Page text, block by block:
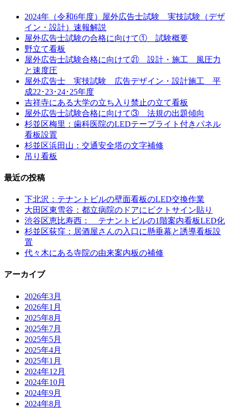
2024年（令和6年度）屋外広告士試験 実技試験（デザ
イン・設計）速報解説
屋外広告士試験の合格に向けて① 試験概要
野立て看板
屋外広告士試験合格に向けて㉑ 設計・施工 風圧力
と速度圧
屋外広告士 実技試験 広告デザイン・設計施工 平
成22･23･24･25年度
吉祥寺にある大学の立ち入り禁止の立て看板
屋外広告士試験合格に向けて③ 法規の出題傾向
杉並区梅里：歯科医院のLEDテープライト付きパネル
看板設置
杉並区浜田山：交通安全塔の文字補修
吊り看板
最近の投稿
下北沢：テナントビルの壁面看板のLED交換作業
大田区東雪谷：都立病院のドアにピクトサイン貼り
渋谷区恵比寿西： テナントビルの1階案内看板LED化
杉並区荻窪：居酒屋さんの入口に懸垂幕と誘導看板設
置
代々木にある寺院の由来案内板の補修
アーカイブ
2026年3月
2026年1月
2025年8月
2025年7月
2025年5月
2025年4月
2025年1月
2024年12月
2024年10月
2024年9月
2024年8月